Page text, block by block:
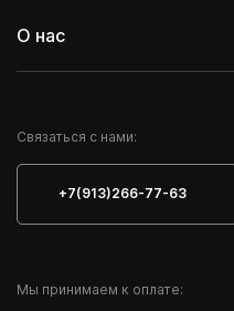
О нас
Мы принимаем к оплате:
Cвязаться с нами:
+7(913)266-77-63